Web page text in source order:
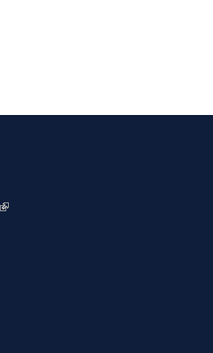
(link is external)
sends e-mail)